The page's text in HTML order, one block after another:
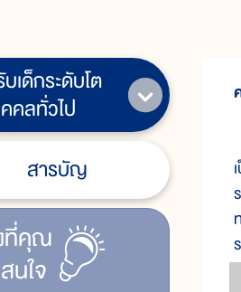
เด็กระดับโต
คลทั่วไป
สารบัญ
ที่คุณ
นใจ